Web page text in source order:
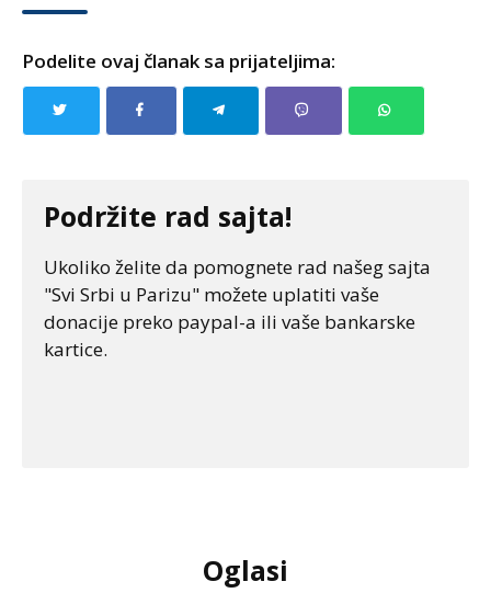
Podelite ovaj članak sa prijateljima:
Podržite rad sajta!
Ukoliko želite da pomognete rad našeg sajta
"Svi Srbi u Parizu" možete uplatiti vaše
donacije preko paypal-a ili vaše bankarske
kartice.
Oglasi